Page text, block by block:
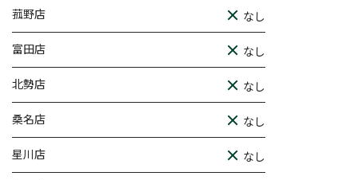
菰野店 なし
富田店 なし
北勢店 なし
桑名店 なし
星川店 なし